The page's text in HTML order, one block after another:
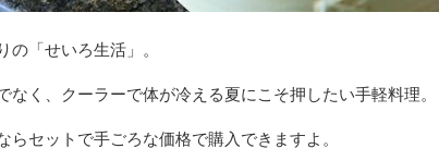
の「せいろ生活」。
なく、クーラーで体が冷える夏にこそ押したい手軽料理。
らセットで手ごろな価格で購入できますよ。